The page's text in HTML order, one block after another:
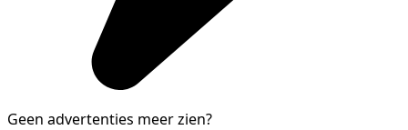
Geen advertenties meer zien?